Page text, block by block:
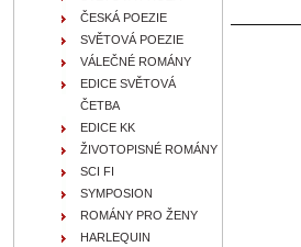
ČESKÁ POEZIE
SVĚTOVÁ POEZIE
VÁLEČNÉ ROMÁNY
EDICE SVĚTOVÁ
ČETBA
EDICE KK
ŽIVOTOPISNÉ ROMÁNY
SCI FI
SYMPOSION
ROMÁNY PRO ŽENY
HARLEQUIN